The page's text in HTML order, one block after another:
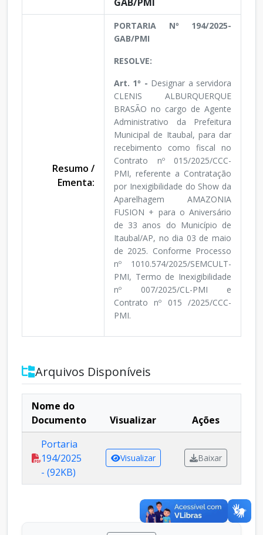
Resumo /
Ementa:
PORTARIA Nº 194/2025-
GAB/PMI
RESOLVE:
Art. 1º - Designar a servidora
CLENIS ALBURQUERQUE
BRASÃO no cargo de Agente
Administrativo da Prefeitura
Municipal de Itaubal, para dar
recebimento como fiscal no
Contrato nº 015/2025/CCC-
PMI, referente a Contratação
por Inexigibilidade do Show da
Aparelhagem AMAZONIA
FUSION + para o Aniversário
de 33 anos do Município de
Itaubal/AP, no dia 03 de maio
de 2025. Conforme Processo
nº 1010.574/2025/SEMCULT-
PMI, Termo de Inexigibilidade
nº 007/2025/CL-PMI e
Contrato nº 015 /2025/CCC-
PMI.
Arquivos Disponíveis
Nome do
Documento
Visualizar
Ações
Portaria
194/2025
- (92KB)
Visualizar Baixar